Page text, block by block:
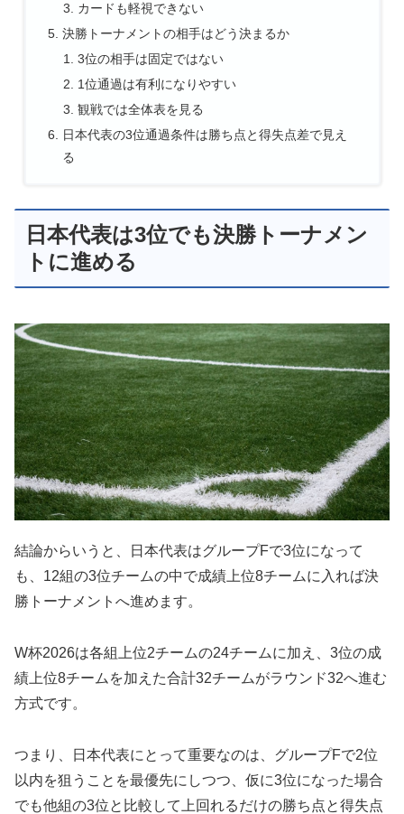
カードも軽視できない
決勝トーナメントの相手はどう決まるか
3位の相手は固定ではない
1位通過は有利になりやすい
観戦では全体表を見る
日本代表の3位通過条件は勝ち点と得失点差で見え
る
日本代表は3位でも決勝トーナメン
トに進める
結論からいうと、日本代表はグループFで3位になって
も、12組の3位チームの中で成績上位8チームに入れば決
勝トーナメントへ進めます。
W杯2026は各組上位2チームの24チームに加え、3位の成
績上位8チームを加えた合計32チームがラウンド32へ進む
方式です。
つまり、日本代表にとって重要なのは、グループFで2位
以内を狙うことを最優先にしつつ、仮に3位になった場合
でも他組の3位と比較して上回れるだけの勝ち点と得失点